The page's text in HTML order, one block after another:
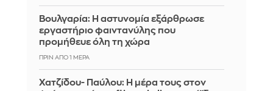
Βουλγαρία: Η αστυνομία εξάρθρωσε
εργαστήριο φαιντανύλης που
προμήθευε όλη τη χώρα
ΠΡΙΝ ΑΠΌ 1 ΜΈΡΑ
Χατζίδου- Παύλου: Η μέρα τους στον